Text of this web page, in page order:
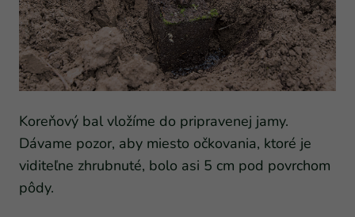
Koreňový bal vložíme do pripravenej jamy.
Dávame pozor, aby miesto očkovania, ktoré je
viditeľne zhrubnuté, bolo asi 5 cm pod povrchom
pôdy.